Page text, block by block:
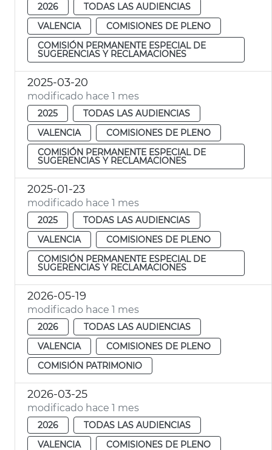
2026
TODAS LAS AUDIENCIAS
VALENCIA
COMISIONES DE PLENO
COMISIÓN PERMANENTE ESPECIAL DE
SUGERENCIAS Y RECLAMACIONES
2025-03-20
modificado hace 1 mes
2025
TODAS LAS AUDIENCIAS
VALENCIA
COMISIONES DE PLENO
COMISIÓN PERMANENTE ESPECIAL DE
SUGERENCIAS Y RECLAMACIONES
2025-01-23
modificado hace 1 mes
2025
TODAS LAS AUDIENCIAS
VALENCIA
COMISIONES DE PLENO
COMISIÓN PERMANENTE ESPECIAL DE
SUGERENCIAS Y RECLAMACIONES
2026-05-19
modificado hace 1 mes
2026
TODAS LAS AUDIENCIAS
VALENCIA
COMISIONES DE PLENO
COMISIÓN PATRIMONIO
2026-03-25
modificado hace 1 mes
2026
TODAS LAS AUDIENCIAS
VALENCIA
COMISIONES DE PLENO